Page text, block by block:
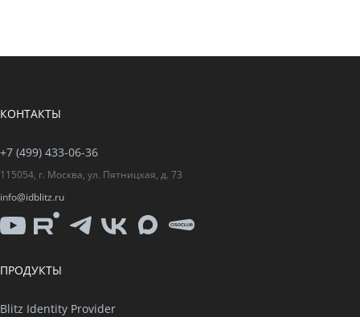
КОНТАКТЫ
+7 (499) 433-06-36
115054, г. Москва, ул. Пятницкая, д. 73
info@idblitz.ru
YouTubeRutubeTelegram
VK Max
CISO
ПРОДУКТЫ
Blitz Identity Provider